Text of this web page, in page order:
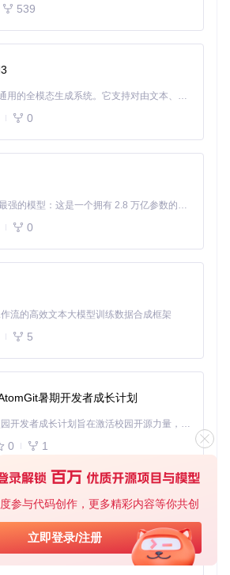
参与代码创作，更多精彩内容等你共创
立即登录/注册
能描述
性能，管理系
系统监控、风扇控制
的插件
插件管理界面查看各插件运行状态
用冲突插件，保留必要功能
系统运行缓慢时，可通过插件管理界面
放系统资源，提升设备响应速度。
故障排除方案
中可能遇到的问题
重新运行安装程序，选择"修复安装"
络连接，尝试更换安装源
中使用sudo命令获取管理员权限
539
MiniMax H3 是一个通用的全模态生成系统。它支持对由文本、图像、视频和音频组成的多模态上下文进行统一理解，并能生成分辨率高达 2K、时长可达 15 秒的带原生立体声音频的视频。得益于面向任务泛化的系统设计，H3 在预训练阶段就已具备广泛的多模态上下文理解与生成能力，能够出色地执行复杂的多模态指令。
0
Kimi K3 是Kimi能力最强的模型：这是一个拥有 2.8 万亿参数的混合专家（MoE）模型，具备原生视觉理解能力，并支持 100 万 token 的上下文窗口。
0
流的高效文本大模型训练数据合成框架
5
暑期开发者成长计划
「源启盛夏」暑期校园开发者成长计划旨在激活校园开源力量，通过积分激励、认证扶持、资源倾斜等形式，引导高校组织和开发者完成「入驻 — 建项目 — 做贡献 — 获认证 — 得资源」的完整闭环。无论你是想带领社团入驻平台的组织者，还是希望用代码贡献证明自己的开发者，都能在这里找到属于你的成长路径。
0 1
基于Python的Xiaozhi AI，适用于想要完整Xiaozhi体验而无需拥有专用硬件的用户。
1